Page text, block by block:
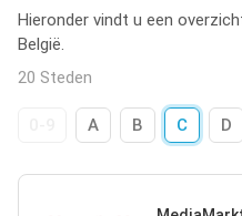
Hieronder vindt u een
België.
20 Steden
A B C D